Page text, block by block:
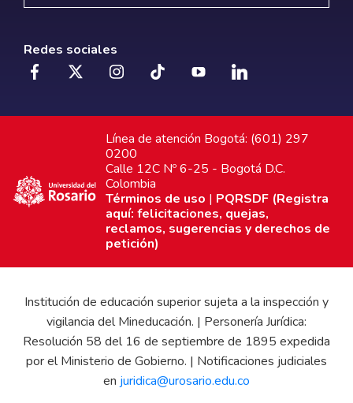
Redes sociales
Línea de atención Bogotá: (601) 297
0200
Calle 12C Nº 6-25 - Bogotá D.C.
Colombia
Términos de uso | PQRSDF (Registra
aquí: felicitaciones, quejas,
reclamos, sugerencias y derechos de
petición)
Institución de educación superior sujeta a la inspección y
vigilancia del Mineducación. | Personería Jurídica:
Resolución 58 del 16 de septiembre de 1895 expedida
por el Ministerio de Gobierno. | Notificaciones judiciales
en juridica@urosario.edu.co